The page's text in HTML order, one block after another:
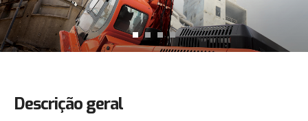
Descrição geral